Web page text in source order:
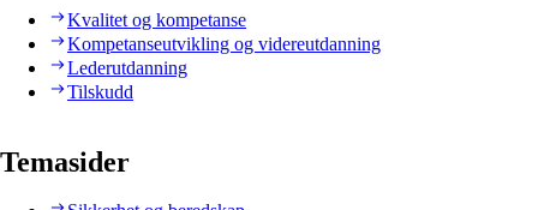
Kvalitet og kompetanse
Kompetanseutvikling og videreutdanning
Lederutdanning
Tilskudd
Temasider